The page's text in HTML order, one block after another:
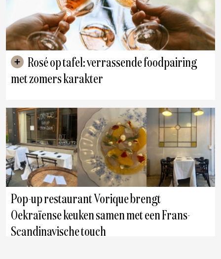
met zomers karakter
Pop-up restaurant Vorique brengt
Oekraïense keuken samen met een Frans-
Scandinavische touch